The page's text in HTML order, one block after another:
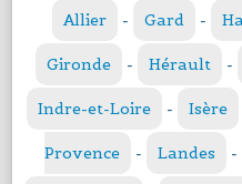
Allier - Gard -
Gironde - Hérault -
Indre-et-Loire - Isère
Provence - Landes -